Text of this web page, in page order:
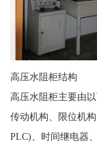
高压水阻柜结构
高压水阻柜主要由
传动机构、限位机
PLC)、时间继电器